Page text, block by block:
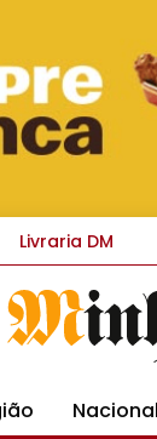
Livraria DM
Nacional